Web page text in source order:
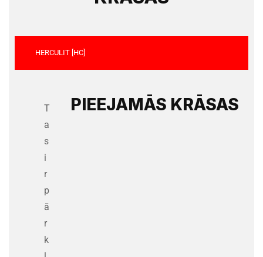
HERCULIT [HC]
T
a
s
i
r
p
ā
r
k
PIEEJAMĀS KRĀSAS